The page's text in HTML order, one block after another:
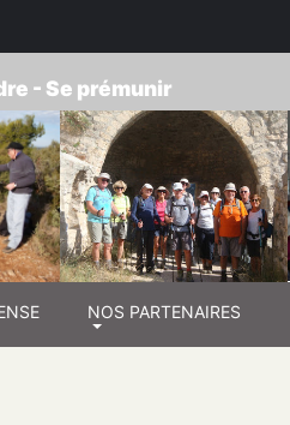
DU-RHÔNE
- Se prémunir
NOS PARTENAIRES